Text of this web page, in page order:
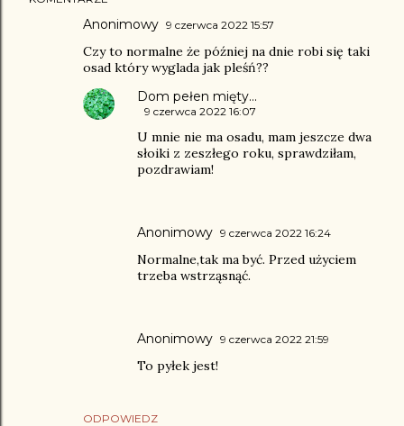
Anonimowy 9 czerwca 2022 15:57
Czy to normalne że później na dnie robi się taki
osad który wyglada jak pleśń??
ODPOWIEDZ
Dom pełen mięty...
9 czerwca 2022 16:07
U mnie nie ma osadu, mam jeszcze dwa
słoiki z zeszłego roku, sprawdziłam,
pozdrawiam!
Anonimowy 9 czerwca 2022 16:24
Normalne,tak ma być. Przed użyciem
trzeba wstrząsnąć.
Anonimowy 9 czerwca 2022 21:59
To pyłek jest!